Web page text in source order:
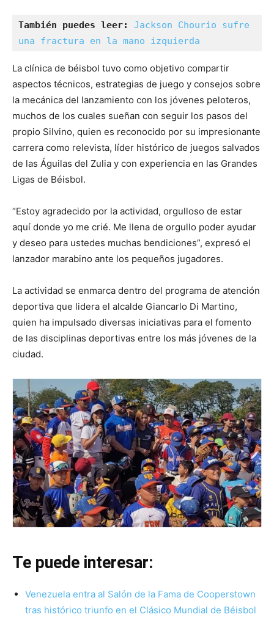
También puedes leer:
Jackson Chourio sufre
una fractura en la mano izquierda
La clínica de béisbol tuvo como objetivo compartir
aspectos técnicos, estrategias de juego y consejos sobre
la mecánica del lanzamiento con los jóvenes peloteros,
muchos de los cuales sueñan con seguir los pasos del
propio Silvino, quien es reconocido por su impresionante
carrera como relevista, líder histórico de juegos salvados
de las Águilas del Zulia y con experiencia en las Grandes
Ligas de Béisbol.
“Estoy agradecido por la actividad, orgulloso de estar
aquí donde yo me crié. Me llena de orgullo poder ayudar
y deseo para ustedes muchas bendiciones”, expresó el
lanzador marabino ante los pequeños jugadores.
La actividad se enmarca dentro del programa de atención
deportiva que lidera el alcalde Giancarlo Di Martino,
quien ha impulsado diversas iniciativas para el fomento
de las disciplinas deportivas entre los más jóvenes de la
ciudad.
Te puede interesar:
Venezuela entra al Salón de la Fama de Cooperstown
tras histórico triunfo en el Clásico Mundial de Béisbol